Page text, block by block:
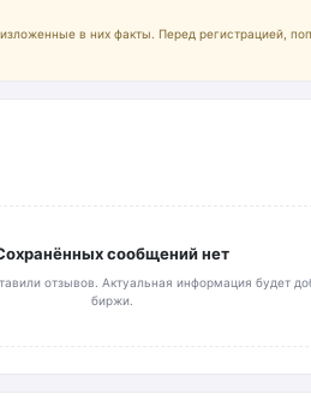
в них факты. Перед регистрацией,
сообщений нет
отзывов. Актуальная информация будет
биржи.